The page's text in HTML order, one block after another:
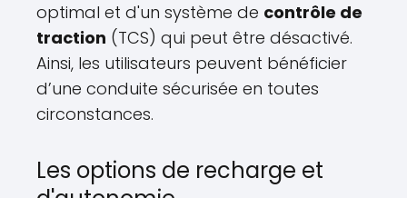
optimal et d'un système de contrôle de
traction (TCS) qui peut être désactivé.
Ainsi, les utilisateurs peuvent bénéficier
d’une conduite sécurisée en toutes
circonstances.
Les options de recharge et